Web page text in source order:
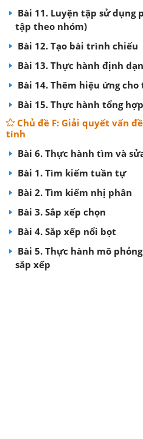
Bài 11. Luyện tập sử dụng
tập theo nhóm)
Bài 12. Tạo bài trình chiếu
Bài 13. Thực hành định
Bài 14. Thêm hiệu ứng
Bài 15. Thực hành tổng
Chủ đề F: Giải quyết vấn
tính
Bài 6. Thực hành tìm và
Bài 1. Tìm kiếm tuần tự
Bài 2. Tìm kiếm nhị phân
Bài 3. Sắp xếp chọn
Bài 4. Sắp xếp nổi bọt
Bài 5. Thực hành mô
sắp xếp